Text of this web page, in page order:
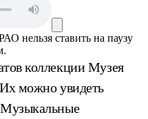
нельзя ставить на паузу
коллекции Музея
можно увидеть